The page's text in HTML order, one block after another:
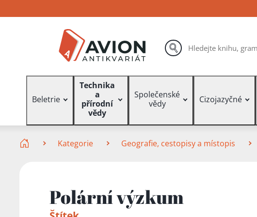
na
na
na
Vyhledávání hledat
Beletrie
Technika
a
přírodní
vědy
Společenské
vědy
Cizojazyčné
Kategorie Geografie, cestopisy a místopis
Polární výzkum